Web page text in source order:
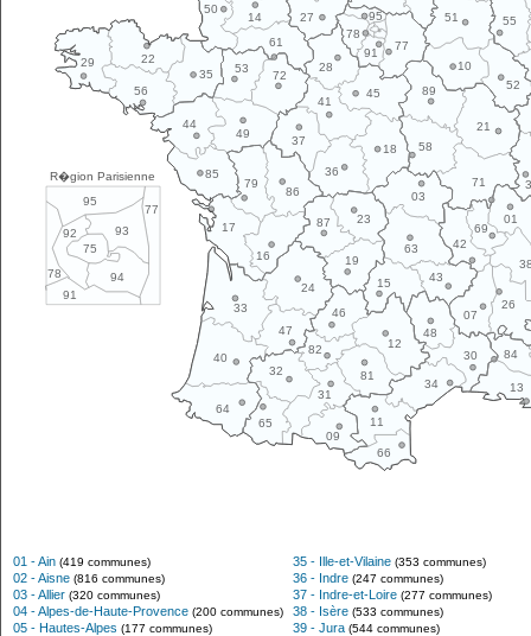
R�gion Parisienne
77
78
91
95
93
75
94
92
10
11
12
13
14
15
16
17
18
19
21
22
23
24
26
27
28
29
30
31
32
33
34
35
36
37
40
41
42
43
44
45
46
47
48
49
50
51
52
53
55
56
58
61
63
64
65
66
69
01
03
07
09
71
72
77
78
79
81
82 84
85
86
87
89
91
95
01 - Ain (419 communes)
02 - Aisne (816 communes)
03 - Allier (320 communes)
04 - Alpes-de-Haute-Provence (200 communes)
05 - Hautes-Alpes (177 communes)
35 - Ille-et-Vilaine (353 communes)
36 - Indre (247 communes)
37 - Indre-et-Loire (277 communes)
38 - Isère (533 communes)
39 - Jura (544 communes)